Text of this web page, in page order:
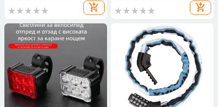
add_shopping_cart add_shopping_cart